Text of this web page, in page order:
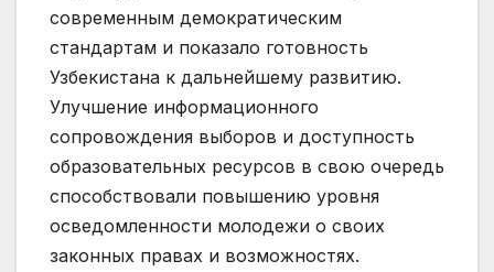
современным демократическим
стандартам и показало готовность
Узбекистана к дальнейшему развитию.
Улучшение информационного
сопровождения выборов и доступность
образовательных ресурсов в свою очередь
способствовали повышению уровня
осведомленности молодежи о своих
законных правах и возможностях.